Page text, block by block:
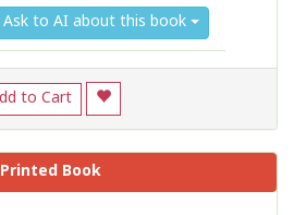
Ask to AI about this book
to Cart
Printed Book